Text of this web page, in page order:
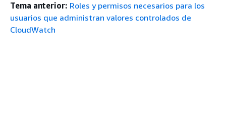
Tema anterior: Roles y permisos necesarios para los
usuarios que administran valores controlados de
CloudWatch